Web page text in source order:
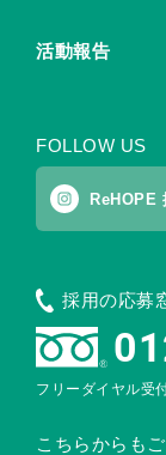
活動報告
FOLLOW US
ReHOPE
採用の応募
フリーダイヤル受
こちらからも